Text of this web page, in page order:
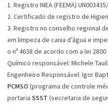
1. Registro INEA (FEEMA)
2. Certificado de registro de
3. Registro no conselho regional
em limpeza de caixa d’água e
o nº 4638 de acordo com a lei
Químico responsável: Michele Tauil
Engenheiro Responsável: Igor
PCMSO (programa de controle
portaria SSST (secretaria de